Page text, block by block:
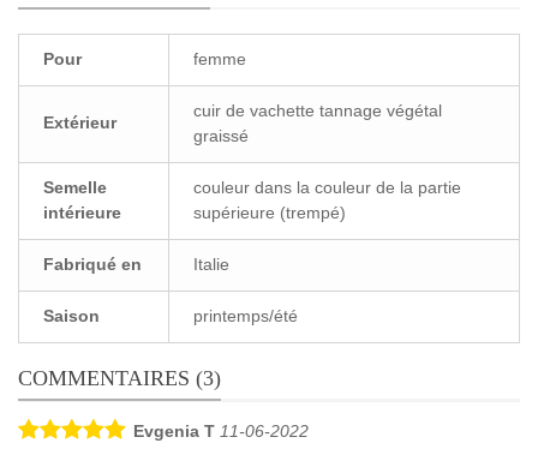
Pour femme
Extérieur
cuir de vachette tannage végétal
graissé
Semelle
intérieure
couleur dans la couleur de la partie
supérieure (trempé)
Fabriqué en Italie
Saison printemps/été
COMMENTAIRES (3)
Evgenia T 11-06-2022